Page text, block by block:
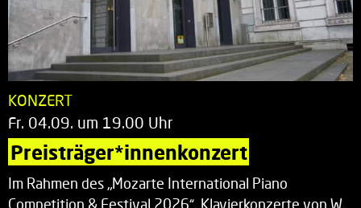
KONZERT
Fr. 04.09. um 19.00 Uhr
Preisträger*innenkonzert
Im Rahmen des „Mozarte International Piano
Competition & Festival 2026“. Klavierkonzerte von W.